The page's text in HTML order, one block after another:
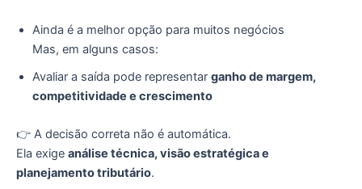
Ainda é a melhor opção para muitos negócios
Mas, em alguns casos:
Avaliar a saída pode representar ganho de margem,
competitividade e crescimento
👉 A decisão correta não é automática.
Ela exige análise técnica, visão estratégica e
planejamento tributário.